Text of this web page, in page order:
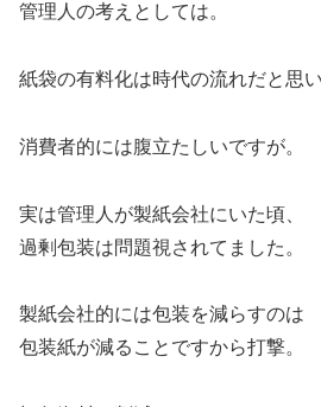
管理人の考えとしては。
紙袋の有料化は時代の流れだと思い
消費者的には腹立たしいですが。
実は管理人が製紙会社にいた頃、
過剰包装は問題視されてました。
製紙会社的には包装を減らすのは
包装紙が減ることですから打撃。